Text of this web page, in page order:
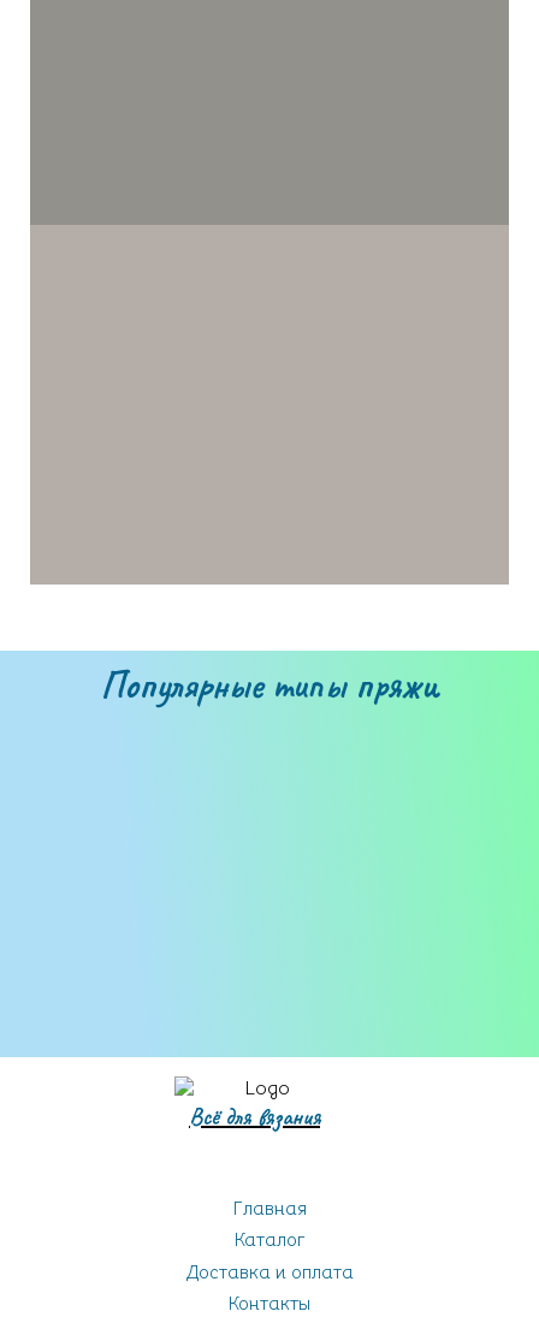
Популярные типы пряжи
Всё для вязания
Главная
Каталог
Доставка и оплата
Контакты